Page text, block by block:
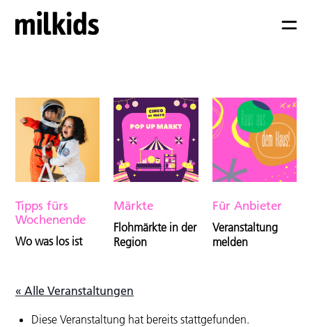
Tipps fürs
Wochenende
Wo was los ist
Märkte
Flohmärkte in der
Region
Für Anbieter
Veranstaltung
melden
« Alle Veranstaltungen
Diese Veranstaltung hat bereits stattgefunden.